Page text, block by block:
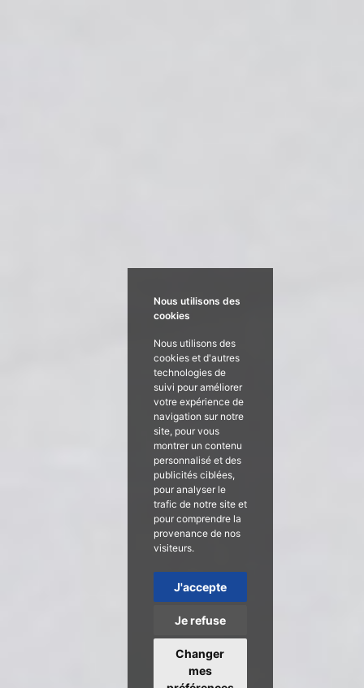
Nous utilisons des
cookies
Nous utilisons des
cookies et d'autres
technologies de
suivi pour améliorer
votre expérience de
navigation sur notre
site, pour vous
montrer un contenu
personnalisé et des
publicités ciblées,
pour analyser le
trafic de notre site et
pour comprendre la
provenance de nos
visiteurs.
J'accepte
Je refuse
Changer
mes